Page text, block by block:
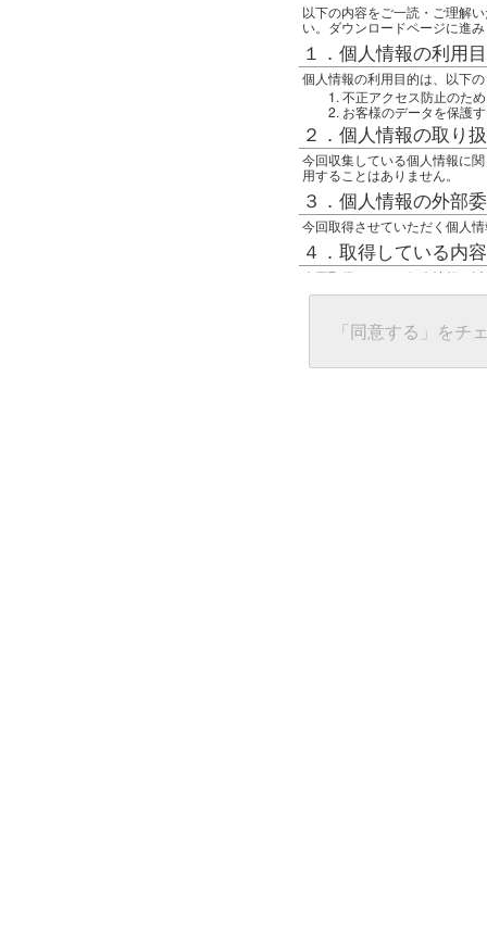
以下の内容をご一読・ご理解
い。ダウンロードページに進
１．個人情報の利用
個人情報の利用目的は、以下
不正アクセス防止のため
お客様のデータを保護
２．個人情報の取り
今回収集している個人情報に
用することはありません。
３．個人情報の外部
今回取得させていただく個人
４．取得している内
今回取得している個人情報は
任意の名前
グローバルIPアドレス
接続ホスト情報
５．個人情報に関す
「同意する」をチ